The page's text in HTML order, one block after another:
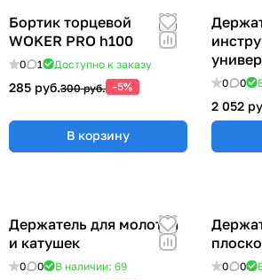
Бортик торцевой
WOKER PRO h100
0 1 Доступно к заказу
285 руб.300 руб. -5%
В корзину
0 0
2 052
Держатель для молотка
и катушек
0 0 В наличии: 69 0 0